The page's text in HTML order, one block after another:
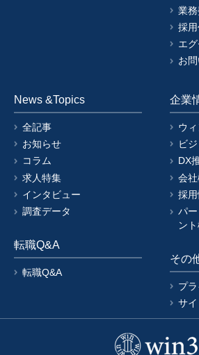
業務
採
エ
お
News &Topics
全記事
お知らせ
コラム
求人特集
インタビュー
調査データ
転職Q&A
転職Q&A
企業
ウ
ビ
DX
会
採
パ
ント
その
プ
サ